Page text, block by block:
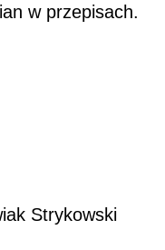
w przepisach.
Strykowski